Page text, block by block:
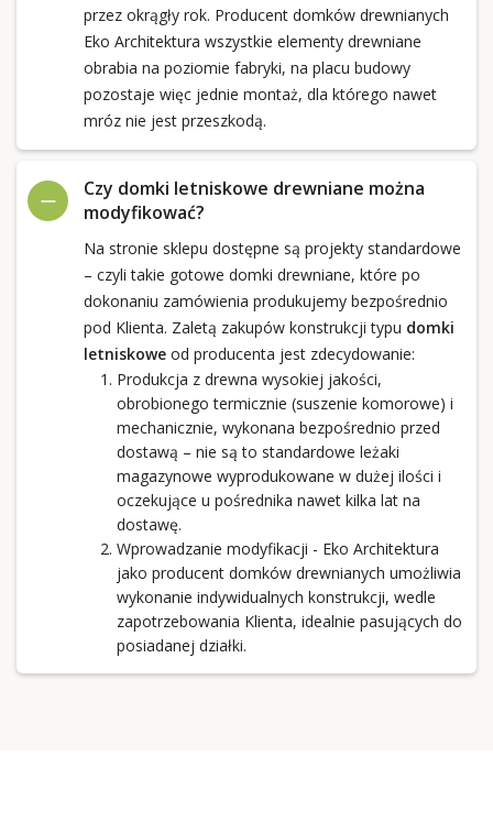
przez okrągły rok. Producent domków drewnianych
Eko Architektura wszystkie elementy drewniane
obrabia na poziomie fabryki, na placu budowy
pozostaje więc jednie montaż, dla którego nawet
mróz nie jest przeszkodą.
Czy domki letniskowe drewniane można
modyfikować?
Na stronie sklepu dostępne są projekty standardowe
– czyli takie gotowe domki drewniane, które po
dokonaniu zamówienia produkujemy bezpośrednio
pod Klienta. Zaletą zakupów konstrukcji typu domki
letniskoweod producenta jest zdecydowanie:
Produkcja z drewna wysokiej jakości,
obrobionego termicznie (suszenie komorowe) i
mechanicznie, wykonana bezpośrednio przed
dostawą – nie są to standardowe leżaki
magazynowe wyprodukowane w dużej ilości i
oczekujące u pośrednika nawet kilka lat na
dostawę.
Wprowadzanie modyfikacji - Eko Architektura
jako producent domków drewnianych umożliwia
wykonanie indywidualnych konstrukcji, wedle
zapotrzebowania Klienta, idealnie pasujących do
posiadanej działki.